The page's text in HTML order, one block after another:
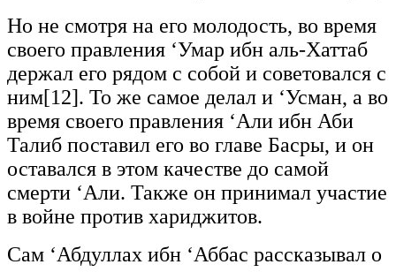
Но не смотря на его молодость, во время
своего правления ‘Умар ибн аль-Хаттаб
держал его рядом с собой и советовался с
ним[12]. То же самое делал и ‘Усман, а во
время своего правления ‘Али ибн Аби
Талиб поставил его во главе Басры, и он
оставался в этом качестве до самой
смерти ‘Али. Также он принимал участие
в войне против хариджитов.
Сам ‘Абдуллах ибн ‘Аббас рассказывал о